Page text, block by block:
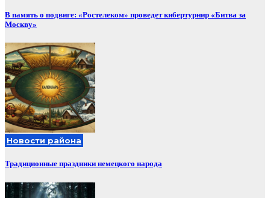
В память о подвиге: «Ростелеком» проведет кибертурнир «Битва за
Москву»
Новости района
Традиционные праздники немецкого народа